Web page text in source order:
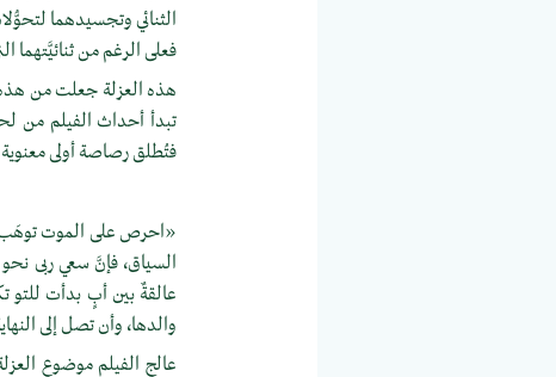
الثنائي وتجسيدهما
فعلى الرغم من ثنائيَّتهما
هذه العزلة جعلت من هذه
تبدأ أحداث الفيلم من
فتُطلق رصاصة أولى معنوية
«احرص على الموت توهَب
السياق، فإنَّ سعي ربى
عالقةٌ بين أبٍ بدأت للتو
والدها، وأن تصل إلى
عالج الفيلم موضوع